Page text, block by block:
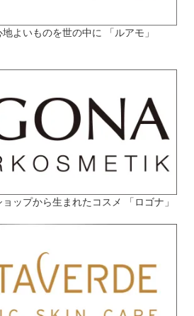
よいものを世の中に 「ルアモ」
ップから生まれたコスメ 「ロゴナ」